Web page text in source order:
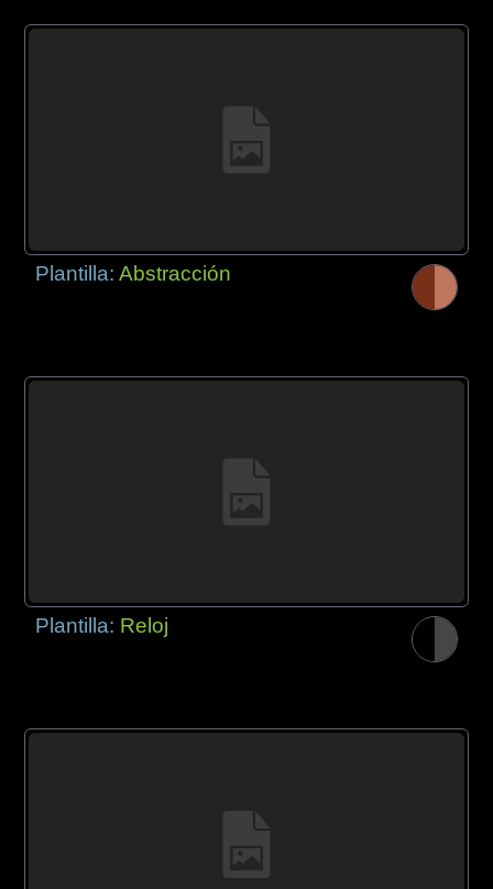
Plantilla:Abstracción
Plantilla: Reloj